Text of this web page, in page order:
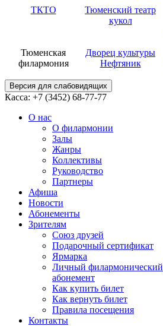
ТКТО
Тюменский театр
кукол
Тюменская
филармония
Дворец культуры
Нефтяник
Версия для слабовидящих
Касса: +7 (3452) 68-77-77
О нас
О филармонии
Залы
Жанры
Коллективы
Руководство
Партнеры
Афиша
Новости
Абонементы
Зрителям
Союз друзей
Подарочный сертификат
Ярмарка
Личный филармонический
абонемент
Как купить билет
Как вернуть билет
Правила посещения
Контакты